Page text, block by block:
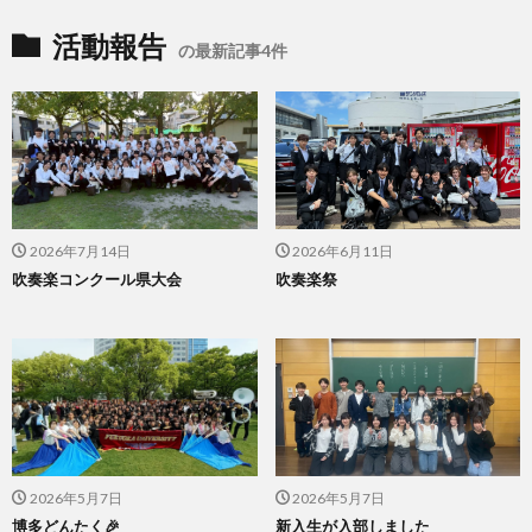
活動報告 の最新記事4件
2026年7月14日
吹奏楽コンクール県大会
2026年6月11日
吹奏楽祭
2026年5月7日
博多どんたく🎉
2026年5月7日
新入生が入部しました